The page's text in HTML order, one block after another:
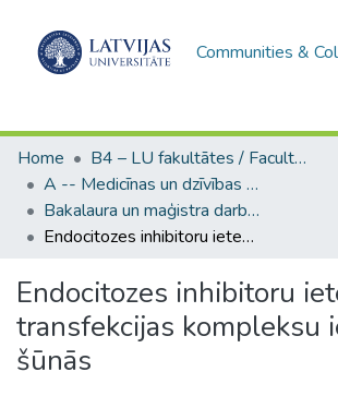
Communities &
Home
B4 – LU fakultātes / Faculties of the UL
A -- Medicīnas un dzīvības zinātņu fakultāte / Faculty of Medicine and Life Sciences
Bakalaura un maģistra darbi (MDZF) / Bachelor's and Master's theses
Endocitozes inhibitoru ietekme uz transfekcijas kompleksu iekļūšanu šūnās
Endocitozes inhibitoru
transfekcijas kompleksu
šūnās